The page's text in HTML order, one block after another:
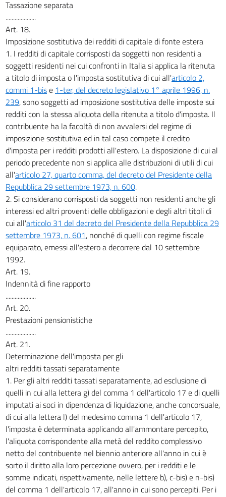
Tassazione separata
....................
Art. 18.
Imposizione sostitutiva dei redditi di capitale di fonte estera
1. I redditi di capitale corrisposti da soggetti non residenti a
soggetti residenti nei cui confronti in Italia si applica la ritenuta
a titolo di imposta o l'imposta sostitutiva di cui all'articolo 2,
commi 1-bise 1-ter, del decreto legislativo 1° aprile 1996, n.
239, sono soggetti ad imposizione sostitutiva delle imposte sui
redditi con la stessa aliquota della ritenuta a titolo d'imposta. Il
contribuente ha la facoltà di non avvalersi del regime di
imposizione sostitutiva ed in tal caso compete il credito
d'imposta per i redditi prodotti all'estero. La disposizione di cui al
periodo precedente non si applica alle distribuzioni di utili di cui
all'articolo 27, quarto comma, del decreto del Presidente della
Repubblica 29 settembre 1973, n. 600.
2. Si considerano corrisposti da soggetti non residenti anche gli
interessi ed altri proventi delle obbligazioni e degli altri titoli di
cui all'articolo 31 del decreto del Presidente della Repubblica 29
settembre 1973, n. 601, nonché di quelli con regime fiscale
equiparato, emessi all'estero a decorrere dal 10 settembre
1992.
Art. 19.
Indennità di fine rapporto
....................
Art. 20.
Prestazioni pensionistiche
....................
Art. 21.
Determinazione dell'imposta per gli
altri redditi tassati separatamente
1. Per gli altri redditi tassati separatamente, ad esclusione di
quelli in cui alla lettera g) del comma 1 dell'articolo 17 e di quelli
imputati ai soci in dipendenza di liquidazione, anche concorsuale,
di cui alla lettera l) del medesimo comma 1 dell'articolo 17,
l'imposta è determinata applicando all'ammontare percepito,
l'aliquota corrispondente alla metà del reddito complessivo
netto del contribuente nel biennio anteriore all'anno in cui è
sorto il diritto alla loro percezione ovvero, per i redditi e le
somme indicati, rispettivamente, nelle lettere b), c-bis) e n-bis)
del comma 1 dell'articolo 17, all'anno in cui sono percepiti. Per i